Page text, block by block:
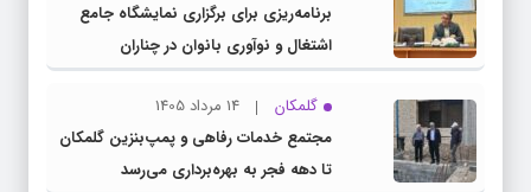
برنامه‌ریزی برای برگزاری نمایشگاه جامع
اشتغال و نوآوری بانوان در چناران
گلمکان
14 مرداد 1405
مجتمع خدمات رفاهی و پمپ‌بنزین گلمکان
تا دهه فجر به بهره‌برداری می‌رسد